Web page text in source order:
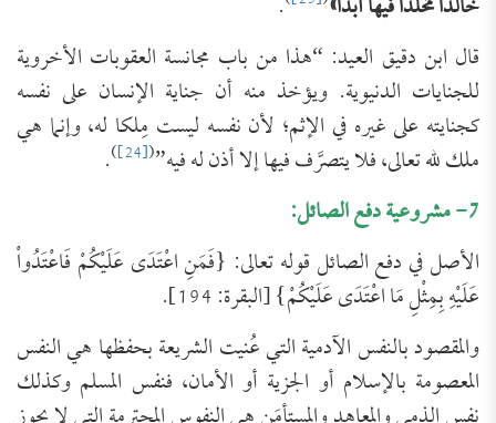
قال ابن دقيق العيد: “هذا من باب ‌مجانسة ‌العقوبات ‌الأخروية
‌للجنايات ‌الدنيوية. ويؤخذ منه أن جناية الإنسان على نفسه
كجنايته على غيره في الإثم؛ لأن نفسه ليست مِلكا له، وإنما هي
ملك لله تعالى، فلا يتصرَّف فيها إلا أذن له فيه”(
[24]
)
.
7- مشروعية دفع الصائل:
الأصل في دفع الصائل قوله تعالى: {فَمَنِ اعْتَدَى عَلَيْكُمْ فَاعْتَدُواْ
عَلَيْهِ بِمِثْلِ مَا اعْتَدَى عَلَيْكُمْ} [البقرة: 194].
والمقصود بالنفس الآدمية التي عُنيت الشريعة بحفظها هي النفس
المعصومة بالإسلام أو الجزية أو الأمان، فنفس المسلم وكذلك